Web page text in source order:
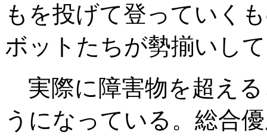
もを投げて登っていく
ボットたちが勢揃いし
実際に障害物を超え
うになっている。総合